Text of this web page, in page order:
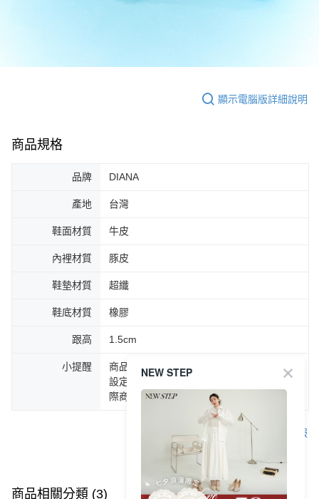
顯示電腦版詳細說明
商品規格
品牌 DIANA
產地 台灣
鞋面材質 牛皮
內裡材質 豚皮
鞋墊材質 超纖
鞋底材質 橡膠
跟高 1.5cm
小提醒
商品圖片顏色會因拍攝燈光環境或個人螢幕
設定不同，而造成部份色差現象，顏色以實
際商品為主。
客服
商品相關分類 (3) 查看全部
NEW STEP